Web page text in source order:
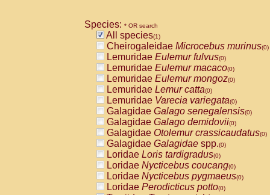
CebidaeCebus capucinus
CebidaeCebus nigrivittatus
CebidaeCebus spp.(0)
CebidaeSaimiri boliviensis(0)
CebidaeSaimiri sciureus(0)
AtelidaeAlouatta caraya(0)
AtelidaeAlouatta fusca(0)
AtelidaeAlouatta seniculus(0)
AtelidaeAlouattaspp.(0)
AtelidaeAteles belzebuth(0)
AtelidaeAteles geoffroyi(0)
AtelidaeAteles paniscus(0)
AtelidaeAtelesspp.(0)
AtelidaeLagothrix lagothricha(0)
AtelidaeLagothrix lagothricha cana
PitheciidaeCacajao calvus
Species: * OR search
All species(1)
Cheirogaleidae Microcebus murinus(0)
Lemuridae Eulemur fulvus(0)
Lemuridae Eulemur macaco(0)
Lemuridae Eulemur mongoz(0)
Lemuridae Lemur catta(0)
Lemuridae Varecia variegata(0)
Galagidae Galago senegalensis(0)
Galagidae Galago demidovii(0)
Galagidae Otolemur crassicaudatus(0)
Galagidae Galagidae spp.(0)
Loridae Loris tardigradus(0)
Loridae Nycticebus coucang(0)
Loridae Nycticebus pygmaeus(0)
Loridae Perodicticus potto(0)